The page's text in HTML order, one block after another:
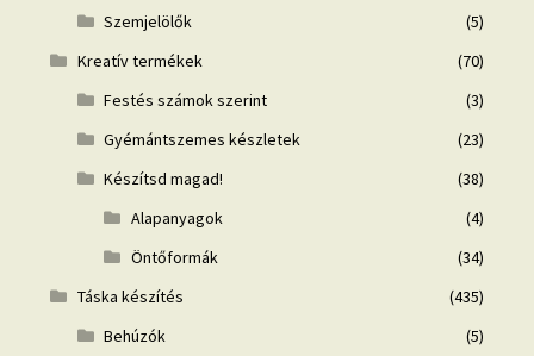
Szemjelölők
(5)
Kreatív termékek
(70)
Festés számok szerint
(3)
Gyémántszemes készletek
(23)
Készítsd magad!
(38)
Alapanyagok
(4)
Öntőformák
(34)
Táska készítés
(435)
Behúzók
(5)